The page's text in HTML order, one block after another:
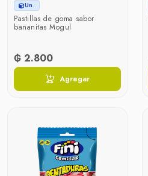
Un.
Pastillas de goma sabor
bananitas Mogul
₲ 2.800
Agregar